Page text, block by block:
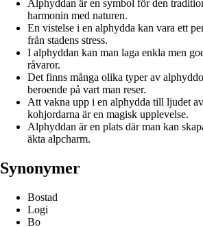
Alphyddan är en symbol för den
harmonin med naturen.
En vistelse i en alphydda kan vara ett
från stadens stress.
I alphyddan kan man laga enkla men
råvaror.
Det finns många olika typer av
beroende på vart man reser.
Att vakna upp i en alphydda till ljudet
kohjordarna är en magisk upplevelse.
Alphyddan är en plats där man kan
äkta alpcharm.
Synonymer
Bostad
Logi
Bo